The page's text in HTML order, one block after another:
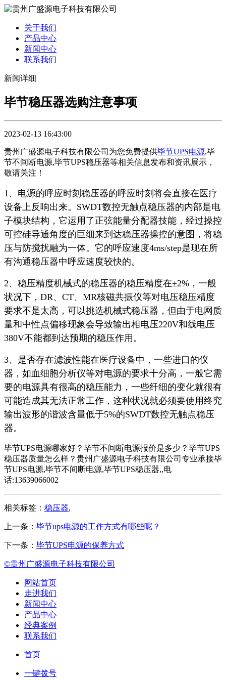
关于我们
产品中心
新闻中心
联系我们
新闻详细
毕节稳压器选购注意事项
2023-02-13 16:43:00
贵州广盛源电子科技有限公司为您免费提供毕节UPS电源,毕
节不间断电源,毕节UPS稳压器等相关信息发布和资讯展示，
敬请关注！
1、电源的呼应时刻稳压器的呼应时刻将会直接在医疗
设备上反响出来。SWDT数控无触点稳压器的内部是电
子模块结构，它运用了正弦能量分配器技能，经过操控
可控硅导通角度的巨细来到达稳压器操控的意图，将稳
压与防搅扰融为一体。它的呼应速度4ms/step是现在所
有沟通稳压器中呼应速度较快的。
2、稳压精度机械式的稳压器的稳压精度在±2%，一般
状况下，DR、CT、MR核磁共振仪等对电压稳压精度
要求不是太高，可以挑选机械式稳压器，但由于电网质
量和中性点偏移现象会导致输出相电压220V和线电压
380V不能都到达预期的稳压作用。
3、是否存在滤波性能在医疗设备中，一些进口的仪
器，如血细胞分析仪等对电源的要求十分高，一般它需
要的电源具有很高的稳压能力，一些纤细的变化就很有
可能造成其无法正常工作，这种状况就必须要使用终究
输出波形的谐波含量低于5%的SWDT数控无触点稳压
器。
毕节UPS电源哪家好？毕节不间断电源报价是多少？毕节UPS
稳压器质量怎么样？贵州广盛源电子科技有限公司专业承接毕
节UPS电源,毕节不间断电源,毕节UPS稳压器,,电
话:13639066002
相关标签： 稳压器,
上一条： 毕节ups电源的工作方式有哪些呢？
下一条： 毕节UPS电源的保养方式
©贵州广盛源电子科技有限公司
网站首页
走进我们
新闻中心
产品中心
经典案例
联系我们
首页
一键拨号